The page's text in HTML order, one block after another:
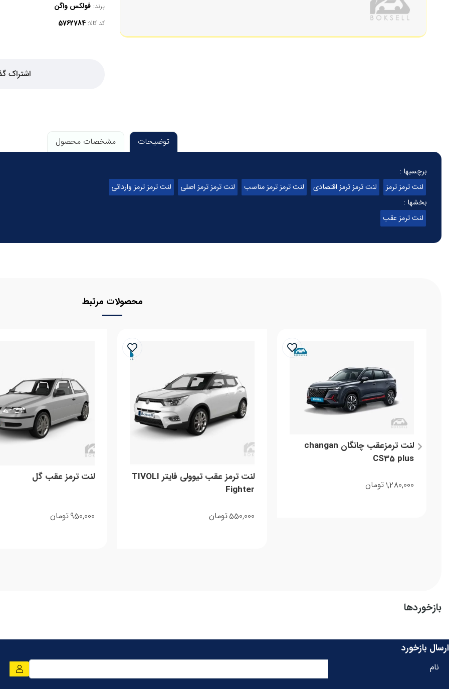
برند: فولکس واگن
کد کالا:
اشتراک
توضیحات مشخصات محصول
برچسبها :
لنت ترمز ترمز
لنت ترمز ترمز اقتصادی لنت ترمز ترمز مناسب لنت ترمز ترمز اصلی
لنت ترمز ترمز وارداتی
بخشها :
لنت ترمز عقب
محصولات مرتبط
لنت ترمزعقب چانگان changan
CS35 plus
1,280,000تومان
لنت ترمز عقب تیوولی فایتر TIVOLI
Fighter
550,000تومان
لنت ترمز عقب گل
950,000تومان
بازخوردها
ارسال بازخورد
نام